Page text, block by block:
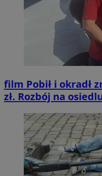
film Pobił i okradł
zł. Rozbój na